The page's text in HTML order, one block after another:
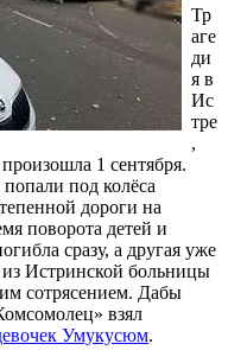
Тр
аге
ди
я в
Ис
тре
,
1 сентября.
под колёса
дороги на
поворота детей и
сразу, а другая уже
из Истринской больницы
сотрясением. Дабы
взял
Умукусюм.